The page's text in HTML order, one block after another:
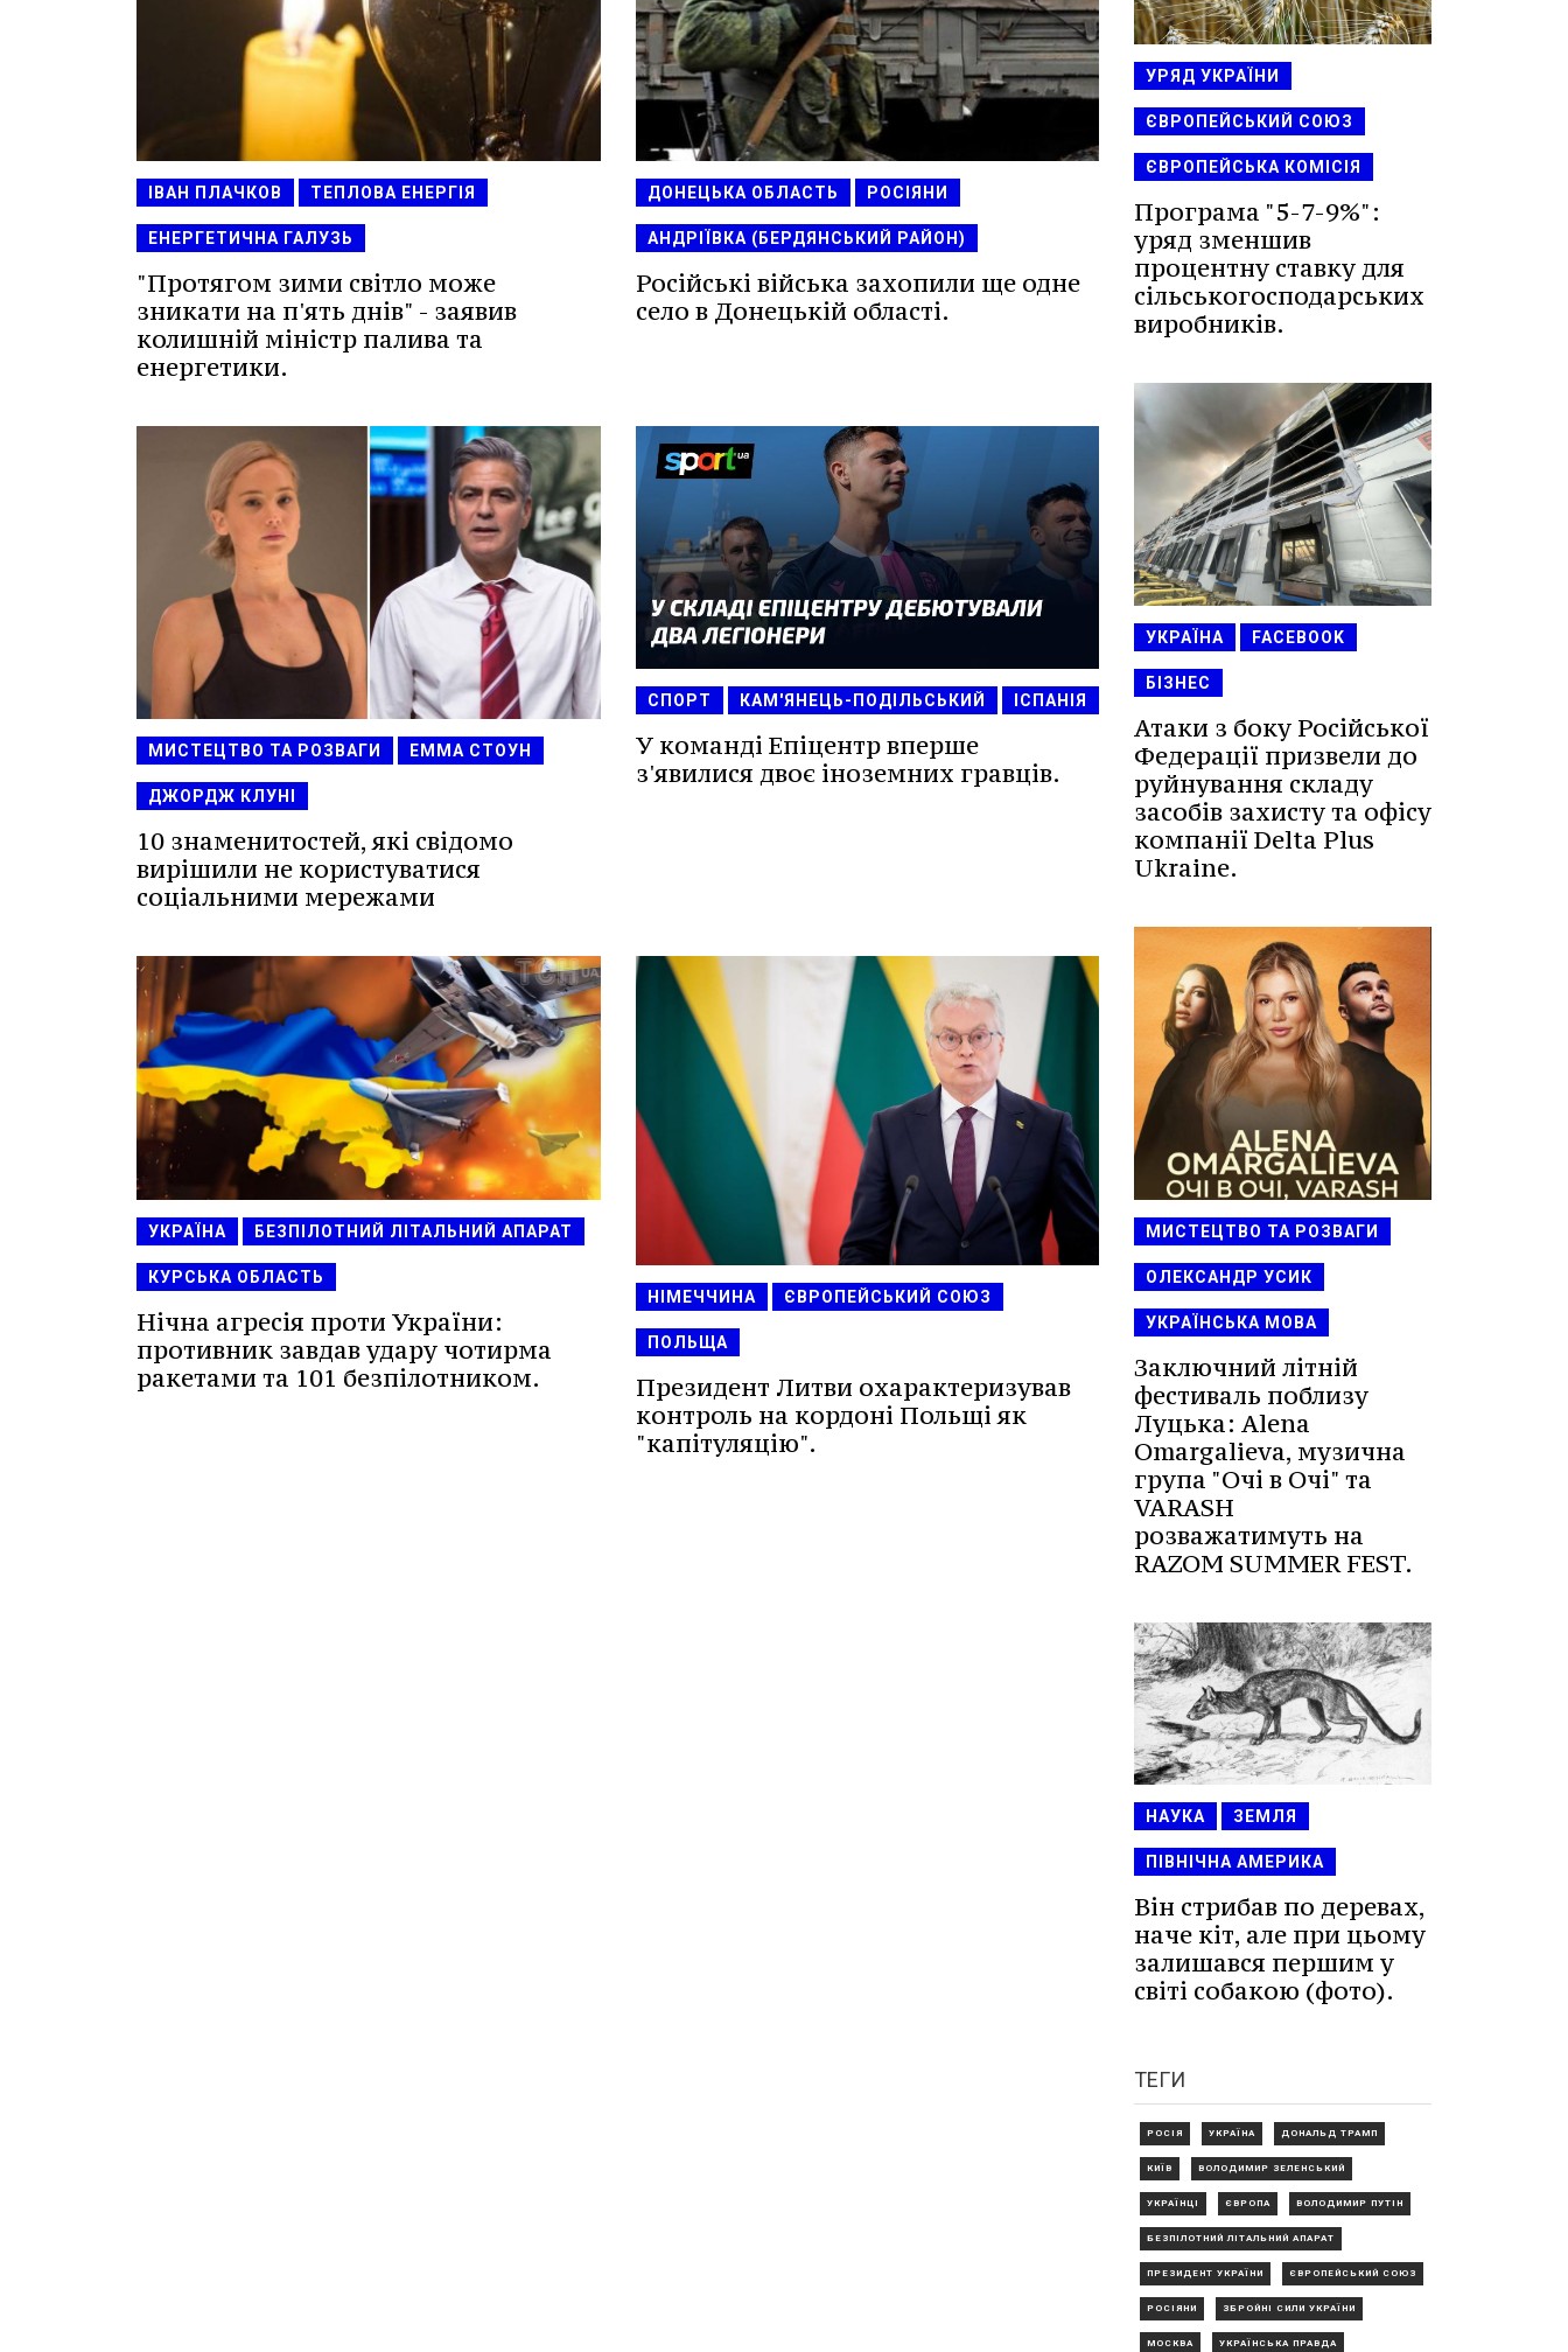
ІВАН ПЛАЧКОВ ТЕПЛОВА ЕНЕРГІЯ
ЕНЕРГЕТИЧНА ГАЛУЗЬ
"Протягом зими світло може
зникати на п'ять днів" - заявив
колишній міністр палива та
енергетики.
ДОНЕЦЬКА ОБЛАСТЬ РОСІЯНИ
АНДРІЇВКА (БЕРДЯНСЬКИЙ РАЙОН)
Російські війська захопили ще одне
село в Донецькій області.
МИСТЕЦТВО ТА РОЗВАГИ ЕММА СТОУН
ДЖОРДЖ КЛУНІ
10 знаменитостей, які свідомо
вирішили не користуватися
соціальними мережами
СПОРТ КАМ'ЯНЕЦЬ-ПОДІЛЬСЬКИЙ ІСПАНІЯ
У команді Епіцентр вперше
з'явилися двоє іноземних гравців.
УКРАЇНА БЕЗПІЛОТНИЙ ЛІТАЛЬНИЙ АПАРАТ
КУРСЬКА ОБЛАСТЬ
Нічна агресія проти України:
противник завдав удару чотирма
ракетами та 101 безпілотником.
НІМЕЧЧИНА ЄВРОПЕЙСЬКИЙ СОЮЗ
ПОЛЬЩА
Президент Литви охарактеризував
контроль на кордоні Польщі як
"капітуляцію".
УРЯД УКРАЇНИ
ЄВРОПЕЙСЬКИЙ СОЮЗ
ЄВРОПЕЙСЬКА КОМІСІЯ
Програма "5-7-9%":
уряд зменшив
процентну ставку для
сільськогосподарських
виробників.
УКРАЇНА FACEBOOK
БІЗНЕС
Атаки з боку Російської
Федерації призвели до
руйнування складу
засобів захисту та офісу
компанії Delta Plus
Ukraine.
МИСТЕЦТВО ТА РОЗВАГИ
ОЛЕКСАНДР УСИК
УКРАЇНСЬКА МОВА
Заключний літній
фестиваль поблизу
Луцька: Alena
Omargalieva, музична
група "Очі в Очі" та
VARASH
розважатимуть на
RAZOM SUMMER FEST.
НАУКА ЗЕМЛЯ
ПІВНІЧНА АМЕРИКА
Він стрибав по деревах,
наче кіт, але при цьому
залишався першим у
світі собакою (фото).
ТЕГИ
РОСІЯ УКРАЇНА ДОНАЛЬД ТРАМП
КИЇВ ВОЛОДИМИР ЗЕЛЕНСЬКИЙ
УКРАЇНЦІ ЄВРОПА ВОЛОДИМИР ПУТІН
БЕЗПІЛОТНИЙ ЛІТАЛЬНИЙ АПАРАТ
ПРЕЗИДЕНТ УКРАЇНИ ЄВРОПЕЙСЬКИЙ СОЮЗ
РОСІЯНИ ЗБРОЙНІ СИЛИ УКРАЇНИ
МОСКВА УКРАЇНСЬКА ПРАВДА